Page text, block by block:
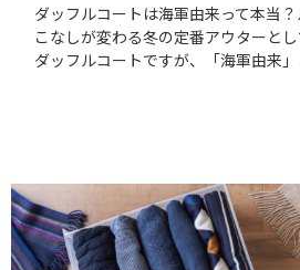
ダッフルコートは海軍由来って本当
こなしが変わる冬の定番アウターと
ダッフルコートですが、「海軍由来」